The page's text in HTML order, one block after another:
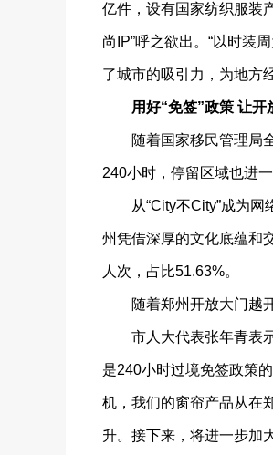
亿件，设有国家纺织服装
尚IP”呼之欲出。“以时装
了城市的吸引力，为地方
用好“免签”政策 让开
随着国家移民管理局全
240小时，停留区域也进
从“City不City”成为网络
州凭借深厚的文化底蕴和
人次，占比51.63%。
随着郑州开放大门越开
市人大代表张年青表示
是240小时过境免签政策
机，我们的窗帘产品从在
升。接下来，将进一步加